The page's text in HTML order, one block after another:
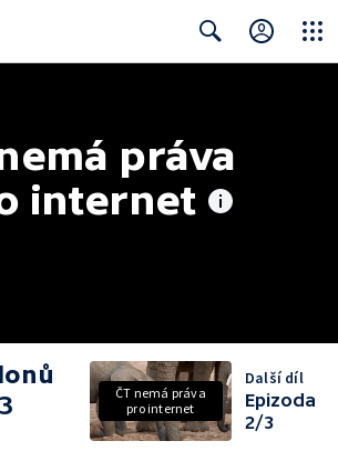
práva
internet
ČT nemá práva
pro internet
Další díl
Epizoda
2/3